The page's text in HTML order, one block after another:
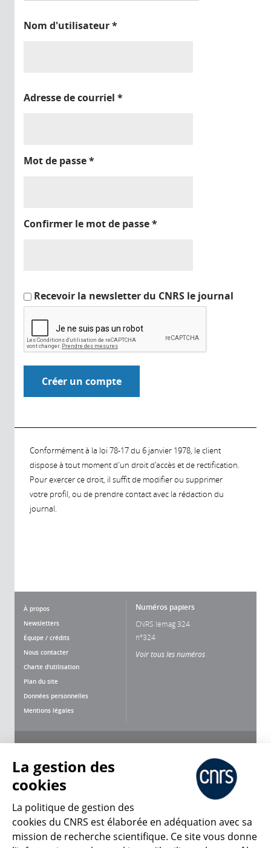
Nom d'utilisateur*
Adresse de courriel *
Mot de passe*
Confirmer le mot de passe*
Recevoir la newsletter du CNRS le journal
Conformément à la loi 78-17 du 6 janvier 1978, le client
dispose à tout moment d'un droit d'accès et de rectification.
Pour exercer ce droit, il suffit de modifier ou supprimer
votre profil, ou de prendre contact avec la rédaction du
journal.
À propos
Newsletters
Équipe / crédits
Nous contacter
Charte d'utilisation
Plan du site
Données personnelles
Mentions légales
Numéros papiers
CNRS lemag 324
n°324
Voir tous les numéros
CNRS Le Mag
La gestion des
cookies
La politique de gestion des
cookies du CNRS est élaborée en adéquation avec sa
mission de recherche scientifique. Ce site vous donne